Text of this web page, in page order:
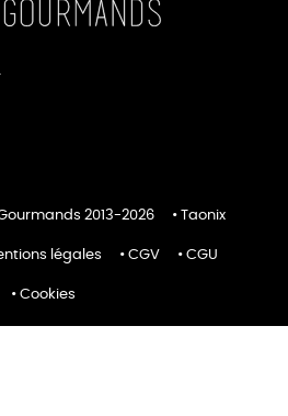
2013-2026 Taonix
légales CGV CGU
Cookies